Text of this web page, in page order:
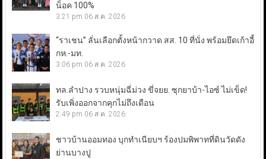
น็อค 100%
3:21 pm 06 ส.ค. 2026
“ราเชน” ลั่นเลือกตั้งหน้ากวาด สส. 10 ที่นั่ง พร้อมยึดเก้าอี้
กห.-มท.
3:06 pm 06 ส.ค. 2026
ทล.ลำปาง รวบหนุ่มฉี่ม่วง ขี่จยย. ซุกยาบ้า-ไอซ์ ไม่เข็ด!
รับเพิ่งออกจากคุกไม่ถึงเดือน
2:49 pm 06 ส.ค. 2026
ชาวบ้านออมทอง บุกทำเนียบฯ ร้องปมพิพาทที่ดินวัดดัง
ย่านบางปู